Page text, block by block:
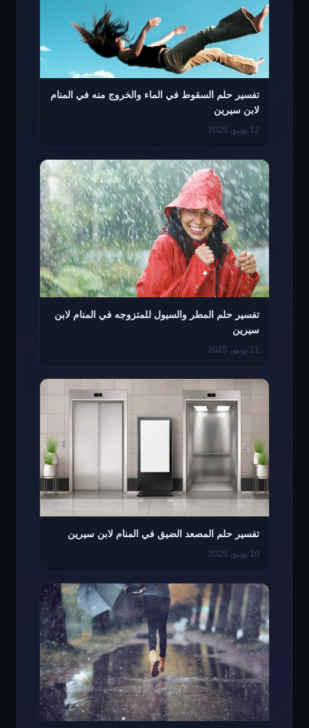
تفسير حلم السقوط في الماء والخروج منه في المنام
لابن سيرين
12 يونيو، 2025
تفسير حلم المطر والسيول للمتزوجه في المنام لابن
سيرين
11 يونيو، 2025
تفسير حلم المصعد الضيق في المنام لابن سيرين
10 يونيو، 2025